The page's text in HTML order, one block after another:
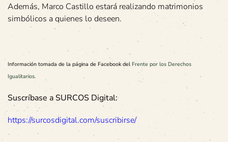
Además, Marco Castillo estará realizando matrimonios
simbólicos a quienes lo deseen.
Información tomada de la página de Facebook del Frente por los Derechos
Igualitarios.
Suscríbase a SURCOS Digital:
https://surcosdigital.com/suscribirse/